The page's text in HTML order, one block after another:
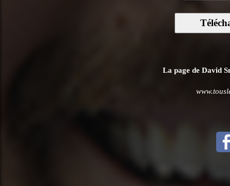
La page de David